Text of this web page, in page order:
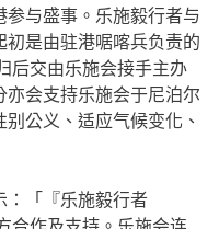
与盛事。乐施毅行者与
初是由驻港啹喀兵负责的
后交由乐施会接手主办
亦会支持乐施会于尼泊尔
公义、适应气候变化、
：「『乐施毅行者